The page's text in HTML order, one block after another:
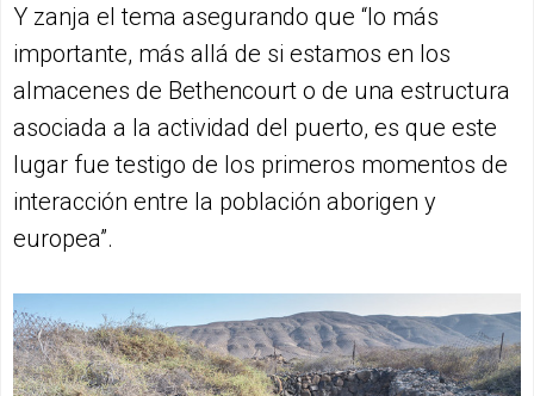
Y zanja el tema asegurando que “lo más
importante, más allá de si estamos en los
almacenes de Bethencourt o de una estructura
asociada a la actividad del puerto, es que este
lugar fue testigo de los primeros momentos de
interacción entre la población aborigen y
europea”.